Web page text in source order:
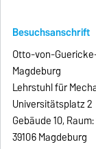
Besuchsanschrift
Otto-von-
Magdeburg
Lehrstuhl für
Universitätsplatz 2
Gebäude 10, Raum:
39106 Magdeburg